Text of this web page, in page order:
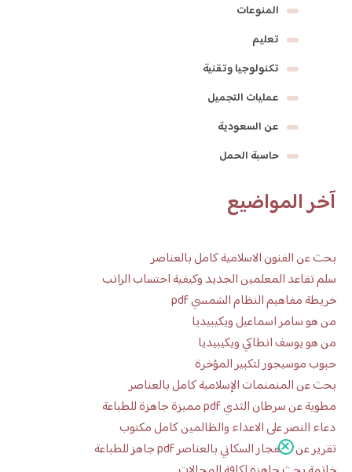
المنوعات
تعليم
تكنولوجيا وتقنية
عمليات التجميل
عن السعودية
حاسبة الحمل
آخر المواضيع
بحث عن الفنون الاسلامية كامل بالعناصر
سلم تقاعد المعلمين الجديد وكيفية احتساب الراتب
خريطة مفاهيم النظام الشمسي pdf
من هو سامر اسماعيل ويكيبيديا
من هو يوسف انطاكي ويكيبيديا
حبوب موسيجور لتكبير المؤخرة
بحث عن المنمنمات الإسلامية كامل بالعناصر
مطوية عن سرطان الثدي pdf مميزة جاهزة للطباعة
دعاء النصر على الاعداء والظالمين كامل مكتوب
تقرير عن الانفجار السكاني بالعناصر pdf جاهز للطباعة